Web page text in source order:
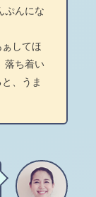
ぷんにな
してほ
落ち着い
、うま